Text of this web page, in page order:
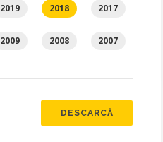
2019 2018 2017
2009 2008 2007
DESCARCĂ